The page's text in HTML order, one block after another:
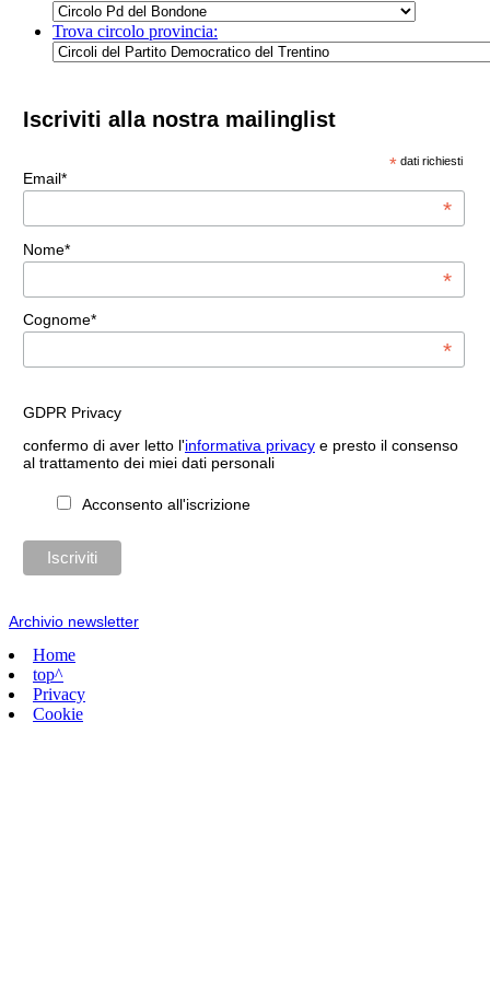
Trova circolo provincia:
Iscriviti alla nostra mailinglist
* dati richiesti
Email*
*
Nome*
*
Cognome*
*
GDPR Privacy
confermo di aver letto l'informativa privacye presto il consenso
al trattamento dei miei dati personali
Acconsento all'iscrizione
Archivio newsletter
Home
top^
Privacy
Cookie